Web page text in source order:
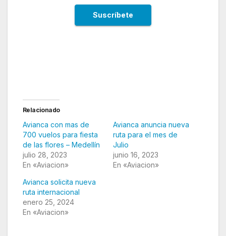
Relacionado
Avianca con mas de
700 vuelos para fiesta
de las flores – Medellín
julio 28, 2023
En «Aviacion»
Avianca anuncia nueva
ruta para el mes de
Julio
junio 16, 2023
En «Aviacion»
Avianca solicita nueva
ruta internacional
enero 25, 2024
En «Aviacion»